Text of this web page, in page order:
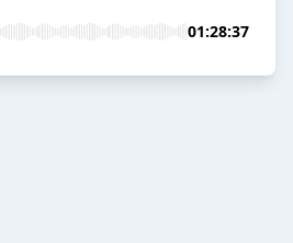
01:28:37